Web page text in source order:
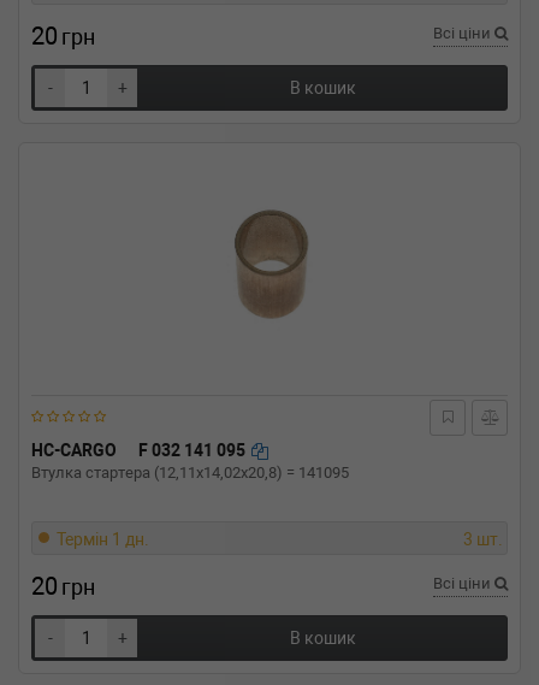
20 грн Всі ціни
- + В кошик
HC-CARGO F 032 141 095
Втулка стартера (12,11x14,02x20,8) = 141095
Термін 1 дн. 3 шт.
20 грн Всі ціни
- + В кошик